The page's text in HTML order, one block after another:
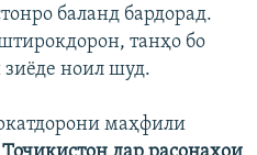
баланд бардорад.
танҳо бо
ноил шуд.
маҳфили